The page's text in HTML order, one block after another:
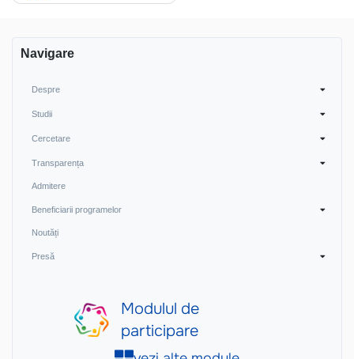
Navigare
Despre
Studii
Cercetare
Transparența
Admitere
Beneficiarii programelor
Noutăți
Presă